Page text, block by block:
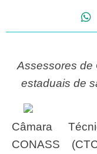
Assessores de Comunicação das secretarias
estaduais de
Câmara
CONASS